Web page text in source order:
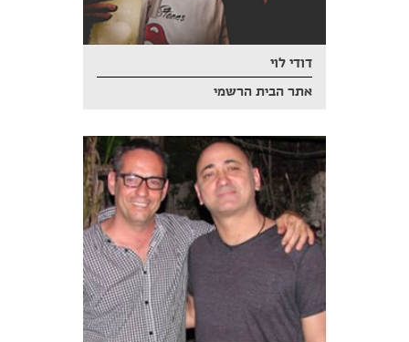
דודי לוי
אתר הבית הרשמי